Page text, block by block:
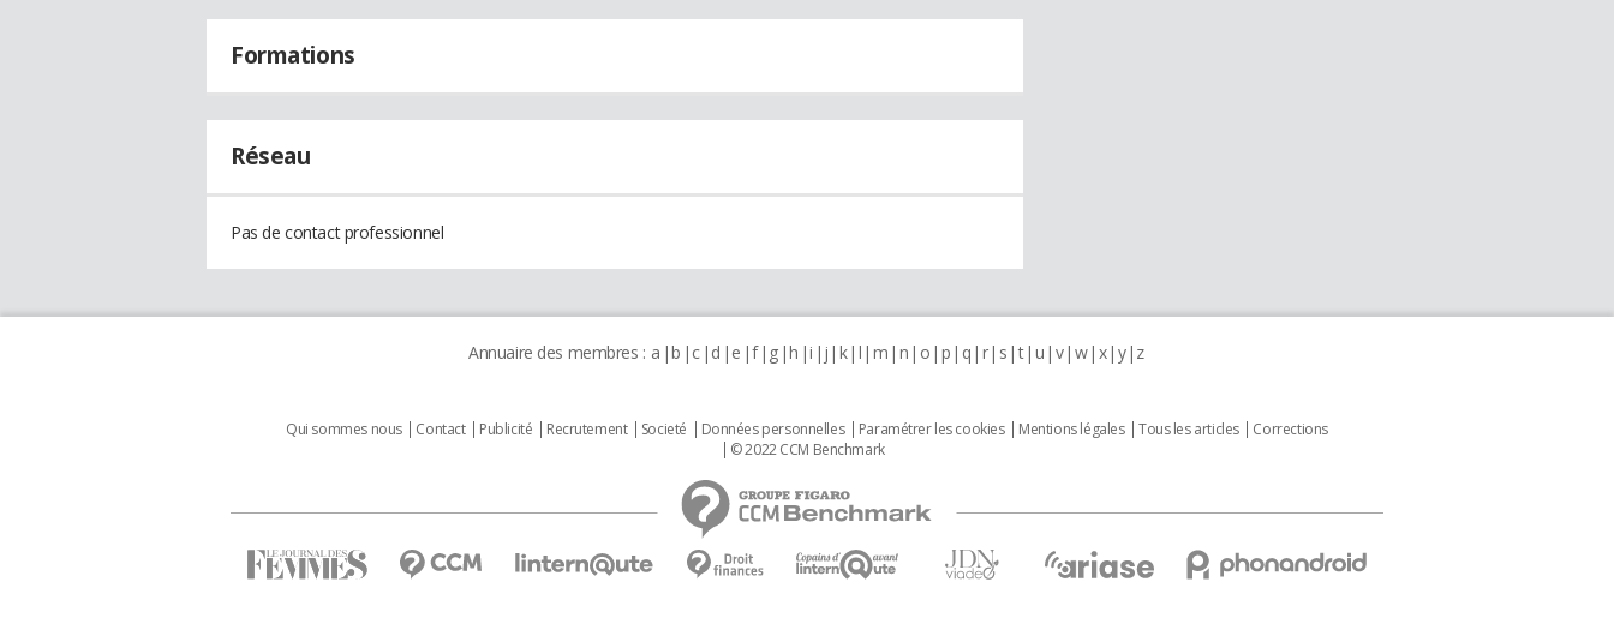
Formations
Réseau
Pas de contact professionnel
Annuaire des membres : a b c d e f g h i j k l m n o p q r s t u v w x y z
Qui sommes nous Contact Publicité Recrutement Societé Données personnelles Paramétrer les cookies Mentions légales Tous les articles
Corrections
© 2022 CCM Benchmark